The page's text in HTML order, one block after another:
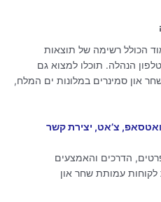
הכולל רשימה של תוצאות
הנהלה. תוכלו למצוא גם
און סמינרים במלונות ים המלח,
צ’אט, יצירת קשר
הדרכים והאמצעים
לקוחות עמותת שחר און